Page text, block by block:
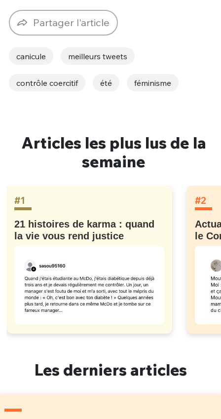
Partager l'article
canicule meilleurs tweets
contrôle coercitif été féminisme
Articles les plus lus de la
semaine
#1
21 histoires de karma : quand
la vie vous rend justice
#2
le
Les derniers articles